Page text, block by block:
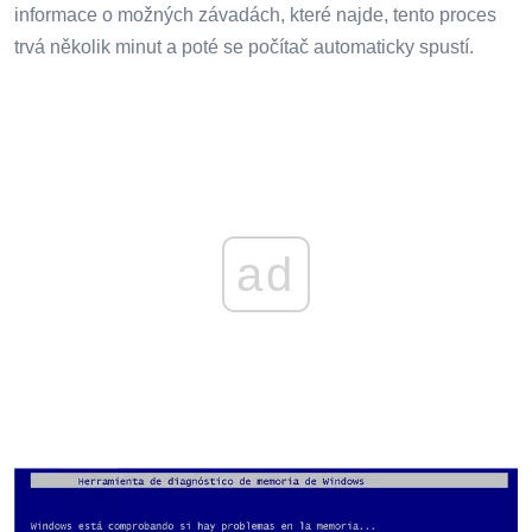
informace o možných závadách, které najde, tento proces
trvá několik minut a poté se počítač automaticky spustí.
ad